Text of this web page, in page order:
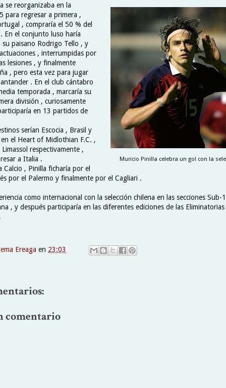
Muricio Pinilla celebra un gol con la
se reorganizaba en la
para regresar a primera ,
, compraría el 50 % del
En el conjunto luso haría
su paisano Rodrigo Tello , y
, interrumpidas por
lesiones , y finalmente
, pero esta vez para jugar
. En el club cántabro
temporada , marcaría su
división , curiosamente
en 13 partidos de
serían Escocia , Brasil y
el Heart of Midlothian F.C. ,
respectivamente ,
a Italia .
Calcio , Pinilla ficharía por el
por el Palermo y finalmente por el Cagliari .
como internacional con la selección chilena en las secciones
, y después participaría en las diferentes ediciones de las Eliminatorias
Ereaga en 23:03
comentario